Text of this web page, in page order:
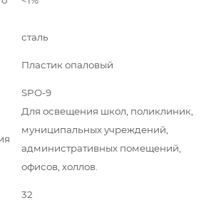
сталь
Пластик опаловый
SPO-9
Для освещения школ, поликлиник,
муниципальных учреждений,
административных помещений,
офисов, холлов.
32